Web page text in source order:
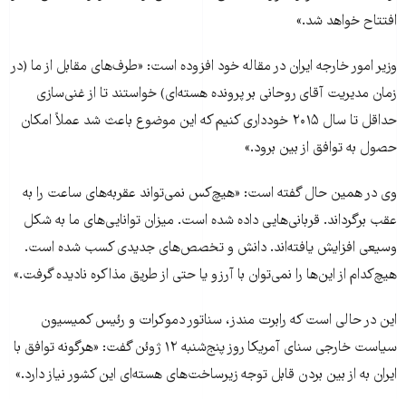
افتتاح خواهد شد.»
وزیر امور خارجه ایران در مقاله خود افزوده است: «طرف‌های مقابل از ما (در
زمان مديريت آقای روحانی بر پرونده هسته‌ای) خواستند تا از غنی‌سازی
حداقل تا سال ۲۰۱۵ خودداری کنيم که اين موضوع باعث شد عملاً امکان
حصول به توافق از بين برود.»
وی در همین حال گفته است: «هيچ‌کس نمی‌تواند عقربه‌های ساعت را به
عقب برگرداند. قربانی‌هايی داده شده است. ميزان توانايی‌های ما به شکل
وسيعی افزايش يافته‌اند. دانش و تخصص‌های جديدی کسب شده است.
هيچ‌کدام از اين‌ها را نمی‌توان با آرزو يا حتی از طريق مذاکره ناديده گرفت.»
این در حالی است که رابرت مندز، سناتور دموکرات و رئیس کمیسیون
سیاست خارجی سنای آمریکا روز پنج‌شنبه ۱۲ ژوئن گفت: «هرگونه توافق با
ایران به از بین بردن قابل توجه زیرساخت‌های هسته‌ای این کشور نیاز دارد.»